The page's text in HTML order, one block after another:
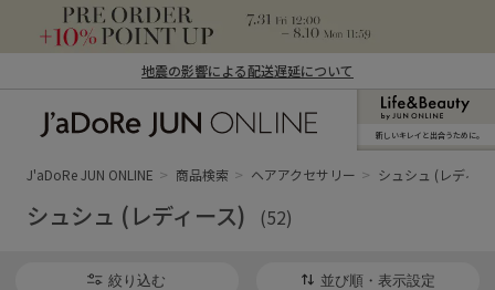
地震の影響による配送遅延について
ン オンライン）
新しいキレイと出合うために。
J'aDoRe JUN ONLINE 商品検索 ヘアアクセサリー シュシュ (レディー
シュシュ (レディース) (52)
絞り込む 並び順・表示設定